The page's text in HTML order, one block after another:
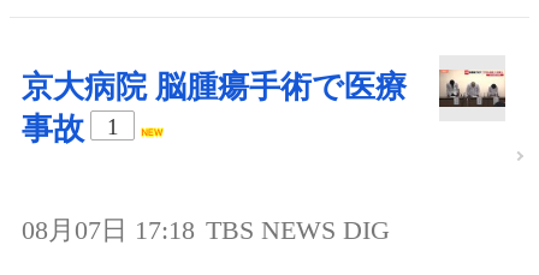
京大病院 脳腫瘍手術で医療
事故
1
08月07日 17:18 TBS NEWS DIG